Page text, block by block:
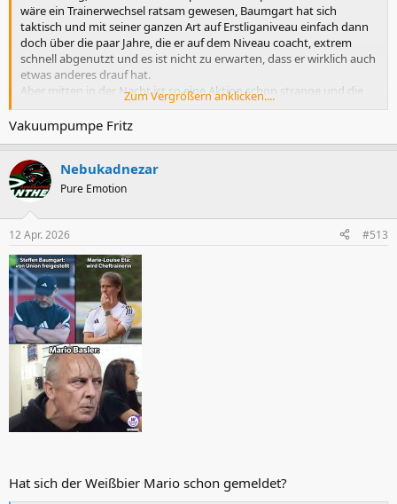
wäre ein Trainerwechsel ratsam gewesen, Baumgart hat sich
taktisch und mit seiner ganzen Art auf Erstliganiveau einfach dann
doch über die paar Jahre, die er auf dem Niveau coacht, extrem
schnell abgenutzt und es ist nicht zu erwarten, dass er wirklich auch
etwas anderes drauf hat.
Aber mitten in der Nacht ist so eine Aktion schon strange und die
Abschiedsworte Heldts sind nach meiner Auffassung auch fast
schon despektierlich ("wir lassen uns nicht blenden" etc) und völlig
unangemessen.
"Macher" zu inszenieren, um seinen inkompetenten eigenen
Hintern zu retten. Denn für mich ist klar: so lange die
Horst Heldt
echter Umschwung oder eine Entwicklung völlig unmöglich.
Zum Vergrößern anklicken....
Vakuumpumpe Fritz
Nebukadnezar
Pure Emotion
12 Apr. 2026 #513
Hat sich der Weißbier Mario schon gemeldet?